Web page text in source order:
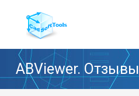
ABViewer. Отзывы